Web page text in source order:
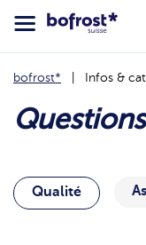
bofrost* Infos &
Qualité